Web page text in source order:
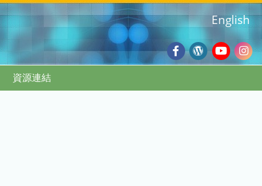
Facebook
Wordpress
Blog
English
資源連結